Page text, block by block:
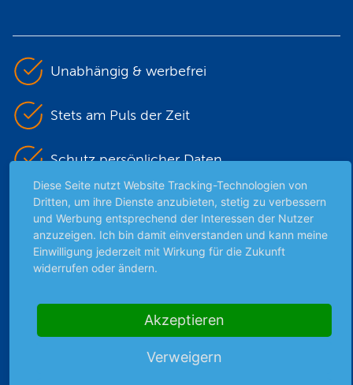
Unabhängig & werbefrei
Stets am Puls der Zeit
Schutz persönlicher Daten
Sicher mit SSL-Verschlüsselung
Highlights
Börsengerüchte
Diese Seite nutzt Website Tracking-Technologien von
Dritten, um ihre Dienste anzubieten, stetig zu verbessern
und Werbung entsprechend der Interessen der Nutzer
anzuzeigen. Ich bin damit einverstanden und kann meine
Einwilligung jederzeit mit Wirkung für die Zukunft
widerrufen oder ändern.
Akzeptieren
Verweigern